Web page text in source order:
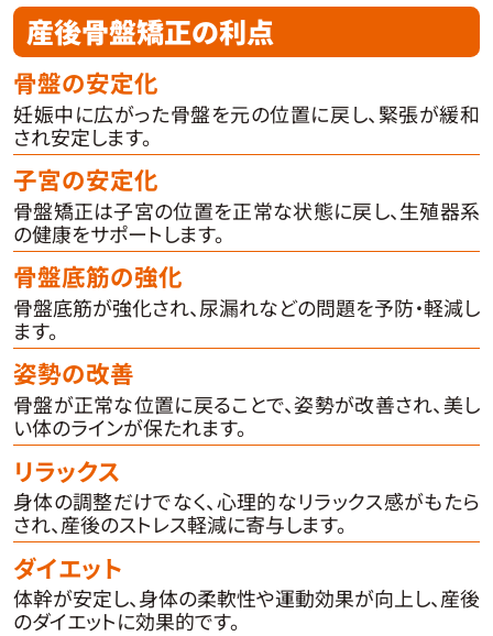
産後骨盤矯正の利点
骨盤の安定化
妊娠中に広がった骨盤を元の位置に戻し、緊張が緩和
され安定します。
子宮の安定化
骨盤矯正は子宮の位置を正常な状態に戻し、生殖器系
の健康をサポートします。
骨盤底筋の強化
骨盤底筋が強化され、尿漏れなどの問題を予防・軽減し
ます。
姿勢の改善
骨盤が正常な位置に戻ることで、姿勢が改善され、美し
い体のラインが保たれます。
リラックス
身体の調整だけでなく、心理的なリラックス感がもたら
され、産後のストレス軽減に寄与します。
ダイエット
体幹が安定し、身体の柔軟性や運動効果が向上し、産後
のダイエットに効果的です。